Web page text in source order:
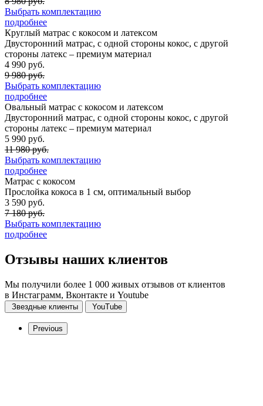
Выбрать комплектацию
подробнее
Круглый матрас с кокосом и латексом
Двусторонний матрас, с одной стороны кокос, с другой
стороны латекс – премиум материал
4 990 руб.
9 980 руб.
Выбрать комплектацию
подробнее
Овальный матрас с кокосом и латексом
Двусторонний матрас, с одной стороны кокос, с другой
стороны латекс – премиум материал
5 990 руб.
11 980 руб.
Выбрать комплектацию
подробнее
Матрас с кокосом
Прослойка кокоса в 1 см, оптимальный выбор
3 590 руб.
7 180 руб.
Выбрать комплектацию
подробнее
Отзывы наших клиентов
Мы получили более 1 000 живых отзывов от клиентов
в Инстаграмм, Вконтакте и Youtube
Звездные клиенты YouTube
Previous